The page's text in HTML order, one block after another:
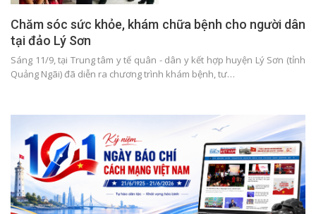
Chăm sóc sức khỏe, khám chữa bệnh cho người dân
tại đảo Lý Sơn
Sáng 11/9, tại Trung tâm y tế quân - dân y kết hợp huyện Lý Sơn (tỉnh
Quảng Ngãi) đã diễn ra chương trình khám bệnh, tư…